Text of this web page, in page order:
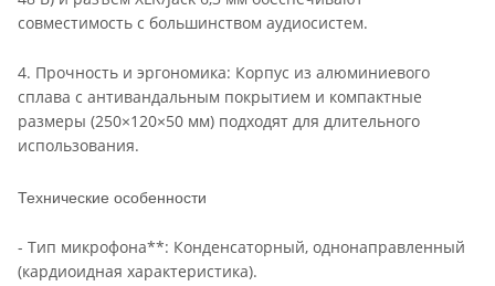
совместимость с большинством аудиосистем.
4. Прочность и эргономика: Корпус из алюминиевого
сплава с антивандальным покрытием и компактные
размеры (250×120×50 мм) подходят для длительного
использования.
Технические особенности
- Тип микрофона**: Конденсаторный, однонаправленный
(кардиоидная характеристика).